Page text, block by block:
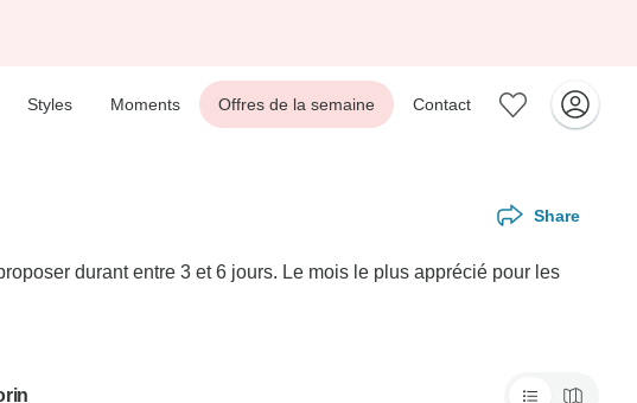
Styles Moments Offres de la semaine Contact
Share
durant entre 3 et 6 jours. Le mois le plus apprécié pour les